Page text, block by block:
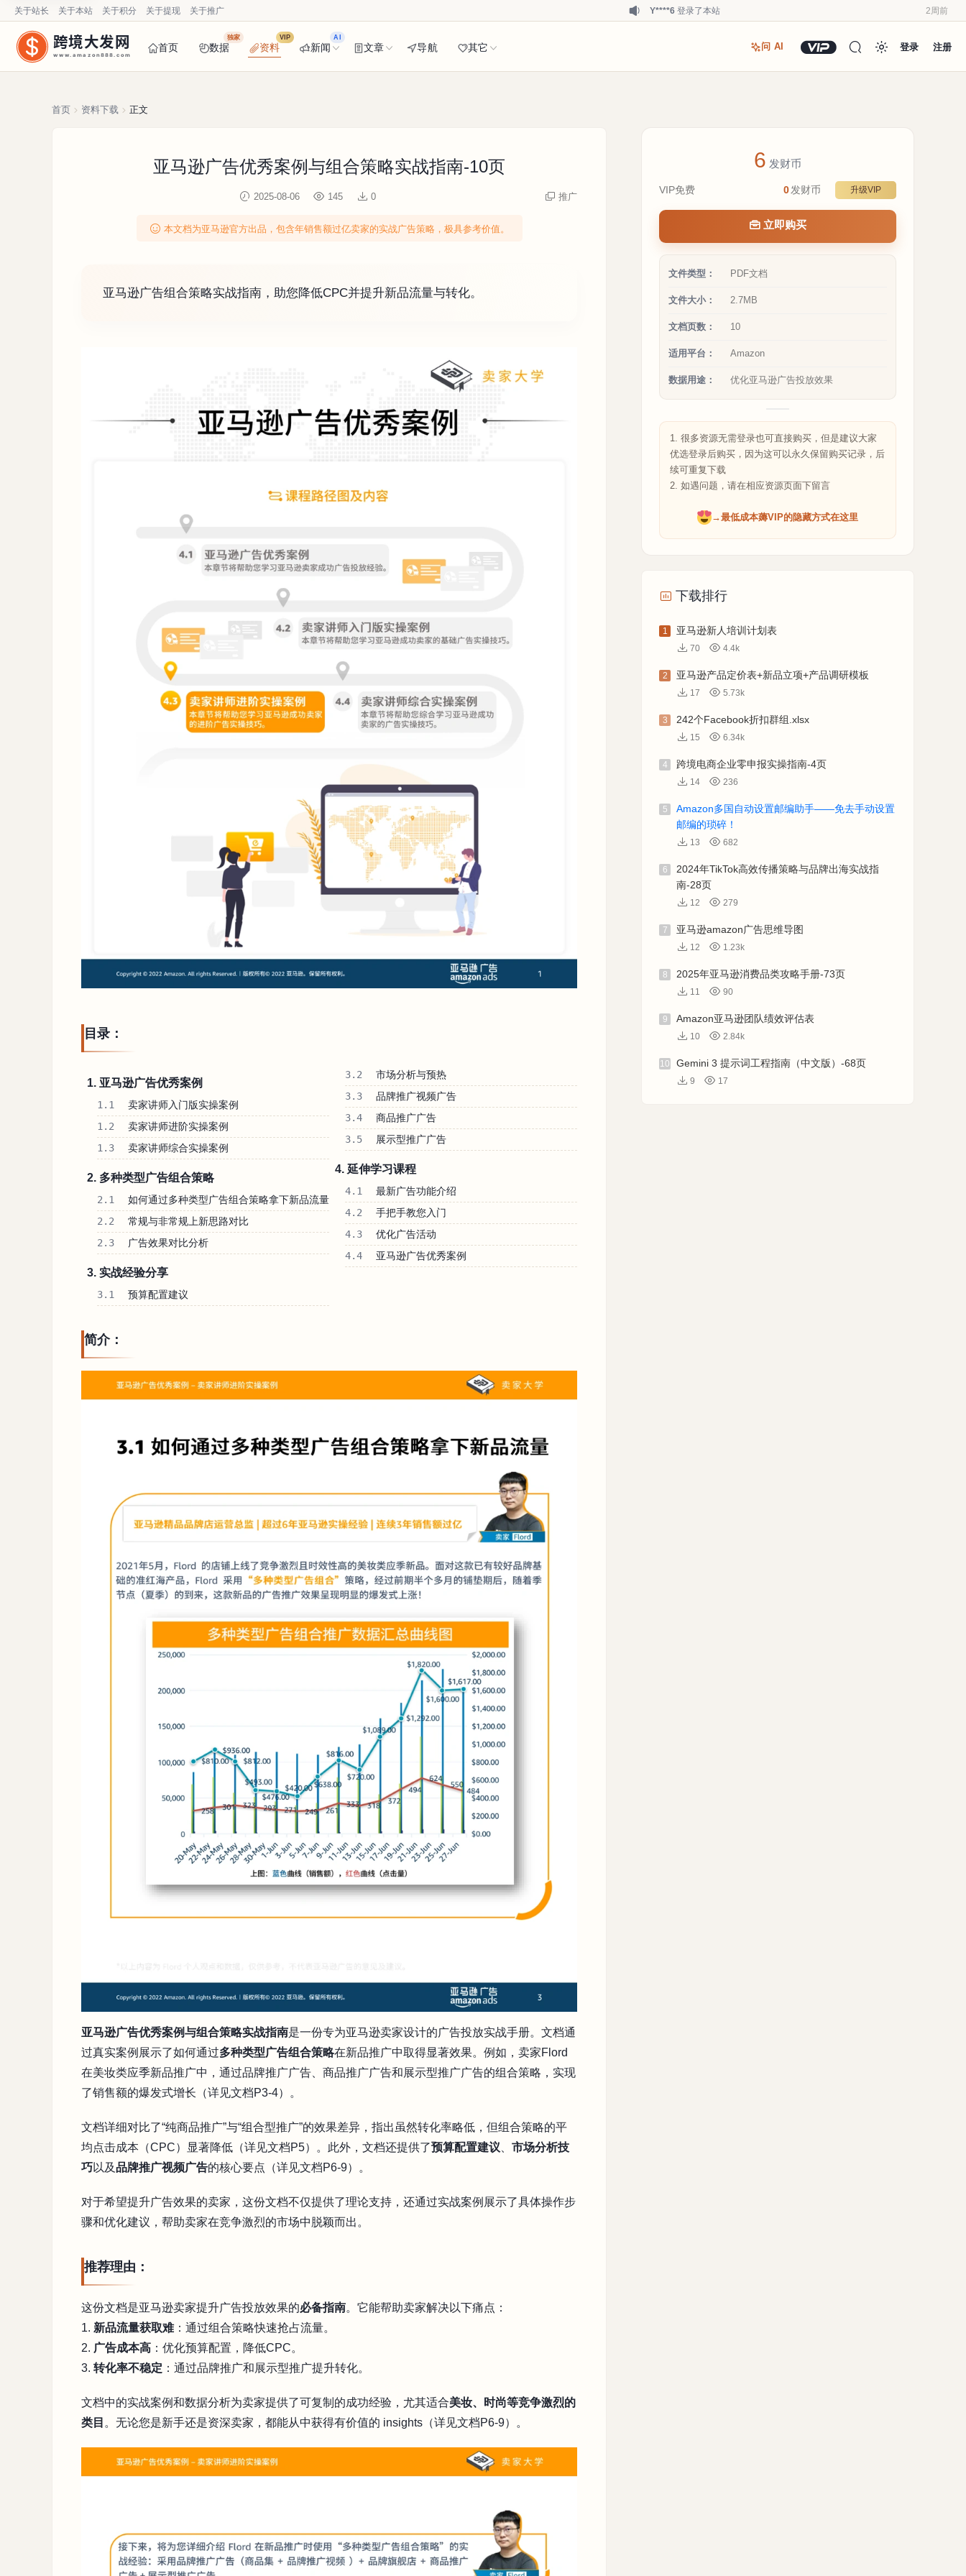
跨境大发网
www.amazon888.com
首页 数据
独家
资料
VIP
新闻
AI
文章 导航 其它 问 AI 登录 注册
关于站长 关于本站 关于积分 关于提现 关于推广 Y****6 登录了本站 2周前
2周前
登录了本站
首页 资料下载 正文
亚马逊广告优秀案例与组合策略实战指南-10页
2025-08-06 145 0 推广
本文档为亚马逊官方出品，包含年销售额过亿卖家的实战广告策略，极具参考价值。
亚马逊广告组合策略实战指南，助您降低CPC并提升新品流量与转化。
目录：
1. 亚马逊广告优秀案例
1.1
卖家讲师入门版实操案例
1.2
卖家讲师进阶实操案例
1.3
卖家讲师综合实操案例
2. 多种类型广告组合策略
2.1
如何通过多种类型广告组合策略拿下新品流量
2.2
常规与非常规上新思路对比
2.3
广告效果对比分析
3. 实战经验分享
3.1 预算配置建议
3.2
市场分析与预热
3.3
品牌推广视频广告
3.4
商品推广广告
3.5
展示型推广广告
4. 延伸学习课程
4.1
最新广告功能介绍
4.2
手把手教您入门
4.3
优化广告活动
4.4
亚马逊广告优秀案例
简介：
亚马逊广告优秀案例与组合策略实战指南是一份专为亚马逊卖家设计的广告投放实战手册。文档通
过真实案例展示了如何通过多种类型广告组合策略在新品推广中取得显著效果。例如，卖家Flord
在美妆类应季新品推广中，通过品牌推广广告、商品推广广告和展示型推广广告的组合策略，实现
了销售额的爆发式增长（详见文档P3-4）。
文档详细对比了“纯商品推广”与“组合型推广”的效果差异，指出虽然转化率略低，但组合策略的平
均点击成本（CPC）显著降低（详见文档P5）。此外，文档还提供了预算配置建议
市场分析技
巧以及品牌推广视频广告的核心要点（详见文档P6-9）。
对于希望提升广告效果的卖家，这份文档不仅提供了理论支持，还通过实战案例展示了具体操作步
骤和优化建议，帮助卖家在竞争激烈的市场中脱颖而出。
推荐理由：
这份文档是亚马逊卖家提升广告投放效果的必备指南。它能帮助卖家解决以下痛点：
1. 新品流量获取难：通过组合策略快速抢占流量。
2. 广告成本高 ：优化预算配置，降低CPC。
3. 转化率不稳定 ：通过品牌推广和展示型推广提升转化。
文档中的实战案例和数据分析为卖家提供了可复制的成功经验，尤其适合美妆、时尚等竞争激烈的
类目 。无论您是新手还是资深卖家，都能从中获得有价值的 insights（详见文档P6-9）。
6 发财币
VIP免费 升级VIP
0发财币
立即购买
文件类型： PDF文档
文件大小： 2.7MB
文档页数： 10
适用平台： Amazon
数据用途： 优化亚马逊广告投放效果
1. 很多资源无需登录也可直接购买，但是建议大家
优选登录后购买，因为这可以永久保留购买记录，后
续可重复下载
2. 如遇问题，请在相应资源页面下留言
→最低成本薅VIP的隐藏方式在这里
下载排行
1 亚马逊新人培训计划表
70 4.4k
2 亚马逊产品定价表+新品立项+产品调研模板
17 5.73k
3 242个Facebook折扣群组.xlsx
15 6.34k
4 跨境电商企业零申报实操指南-4页
14 236
5
Amazon多国自动设置邮编助手——免去手动设置
邮编的琐碎！
13 682
6
2024年TikTok高效传播策略与品牌出海实战指
南-28页
12 279
7 亚马逊amazon广告思维导图
12 1.23k
8 2025年亚马逊消费品类攻略手册-73页
11 90
9 Amazon亚马逊团队绩效评估表
10 2.84k
10 Gemini 3 提示词工程指南（中文版）-68页
9 17